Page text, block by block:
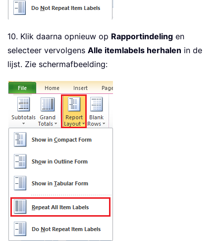
10. Klik daarna opnieuw op Rapportindeling en
selecteer vervolgens Alle itemlabels herhalen in de
lijst. Zie schermafbeelding: